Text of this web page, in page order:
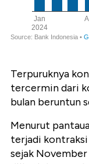
Terpuruknya
tercermin dari
bulan beruntun
Menurut
terjadi kontraksi
sejak